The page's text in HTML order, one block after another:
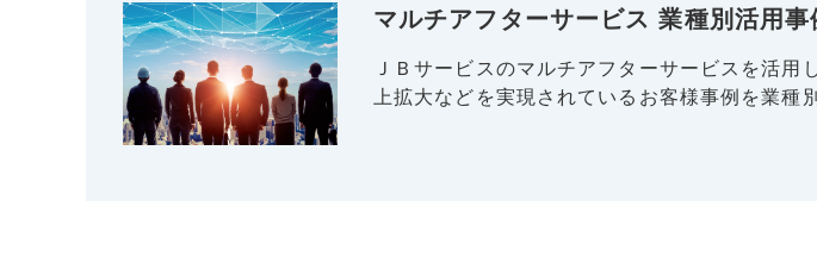
マルチアフターサービス 業種別活用
ＪＢサービスのマルチアフターサービスを活用
上拡大などを実現されているお客様事例を業種